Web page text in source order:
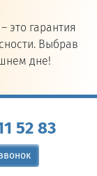
это гарантия
Выбрав
дне!
52 83